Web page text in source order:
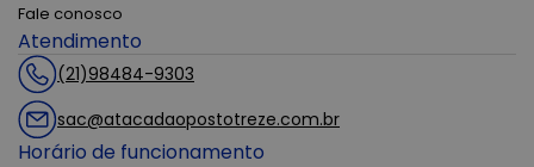
Fale conosco
Atendimento
(21)98484-9303
sac@atacadaopostotreze.com.br
Horário de funcionamento